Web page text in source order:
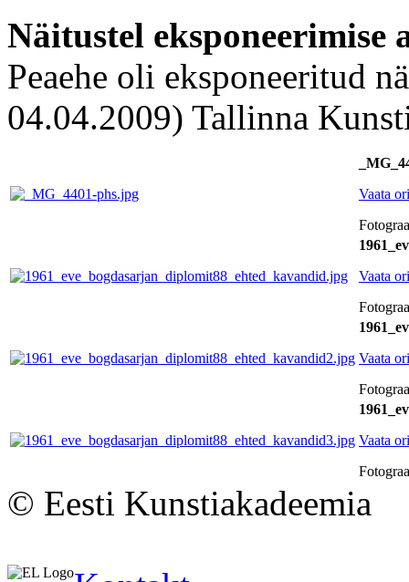
Näitustel eksponeerimise
Peaehe oli eksponeeritud
04.04.2009) Tallinna
Vaata
Vaata
Vaata
Vaata
© Eesti Kunstiakadeemia